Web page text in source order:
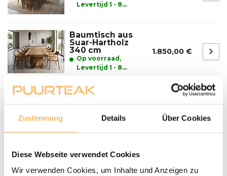
Zustimmung Details Über Cookies
Diese Webseite verwendet Cookies
Wir verwenden Cookies, um Inhalte und Anzeigen zu
Levertijd 1 - 8
Baumtisch aus
Suar-Hartholz
340 cm
Op voorraad,
Levertijd 1 - 8
1.850,00 €
We helpen je graag bij het maken van de juiste keuze